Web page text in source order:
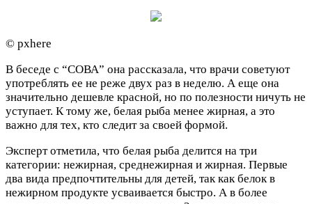
© pxhere
В беседе с “СОВА” она рассказала, что врачи советуют
употреблять ее не реже двух раз в неделю. А еще она
значительно дешевле красной, но по полезности ничуть не
уступает. К тому же, белая рыба менее жирная, а это
важно для тех, кто следит за своей формой.
Эксперт отметила, что белая рыба делится на три
категории: нежирная, среднежирная и жирная. Первые
два вида предпочтительны для детей, так как белок в
нежирном продукте усваивается быстро. А в более